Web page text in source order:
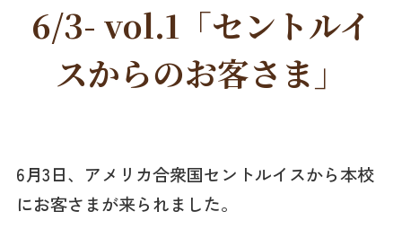
6/3- vol.1「セントルイ
スからのお客さま」
6月3日、アメリカ合衆国セントルイスから本校
にお客さまが来られました。